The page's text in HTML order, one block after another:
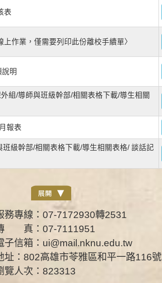
表
作業，僅需要列印此份離校手續單〉
明
組/導師與班級幹部/相關表格下載/導生相關
報表
級幹部/相關表格下載/導生相關表格/ 談話記
務專線：07-7172930轉2531
真：07-7111951
子信箱：ui@mail.nknu.edu.tw
址：802高雄市苓雅區和平一路116號
覽人次：823313